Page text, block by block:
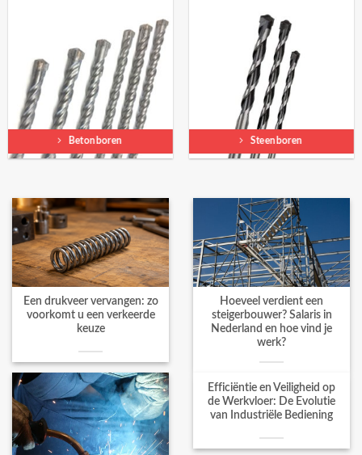
Betonboren Steenboren
Een drukveer vervangen: zo
voorkomt u een verkeerde
keuze
Hoeveel verdient een
steigerbouwer? Salaris in
Nederland en hoe vind je
werk?
Efficiëntie en Veiligheid op
de Werkvloer: De Evolutie
van Industriële Bediening